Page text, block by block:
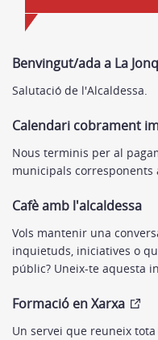
Benvingut/ada a La
Salutació de l'Alcaldessa.
Calendari cobrament
Nous terminis per al
municipals corresponents
Cafè amb l'alcaldessa
Vols mantenir una
inquietuds, iniciatives o
públic? Uneix-te aquesta
Formació en Xarxa
Un servei que reuneix